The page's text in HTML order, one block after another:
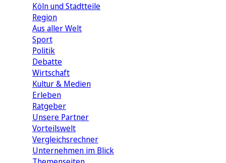
Köln und Stadtteile
Region
Aus aller Welt
Sport
Politik
Debatte
Wirtschaft
Kultur & Medien
Erleben
Ratgeber
Unsere Partner
Vorteilswelt
Vergleichsrechner
Unternehmen im Blick